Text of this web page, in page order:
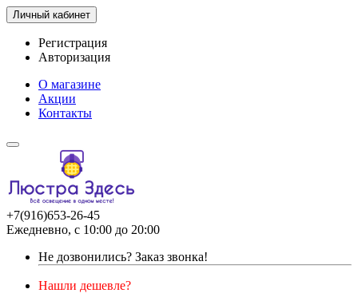
Личный кабинет
Регистрация
Авторизация
О магазине
Акции
Контакты
+7(916)653-26-45
Ежедневно, с 10:00 до 20:00
Не дозвонились? Заказ звонка!
Нашли дешевле?